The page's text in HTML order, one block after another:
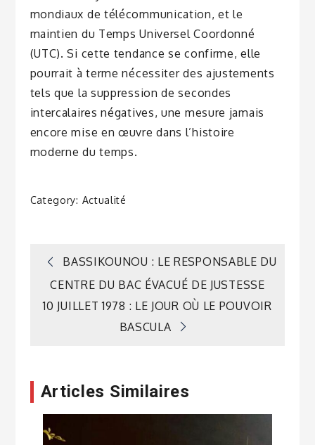
mondiaux de télécommunication, et le
maintien du Temps Universel Coordonné
(UTC). Si cette tendance se confirme, elle
pourrait à terme nécessiter des ajustements
tels que la suppression de secondes
intercalaires négatives, une mesure jamais
encore mise en œuvre dans l’histoire
moderne du temps.
Category: Actualité
Navigation
de
BASSIKOUNOU : LE RESPONSABLE DU
CENTRE DU BAC ÉVACUÉ DE JUSTESSE
10 JUILLET 1978 : LE JOUR OÙ LE POUVOIR
BASCULA
Articles Similaires